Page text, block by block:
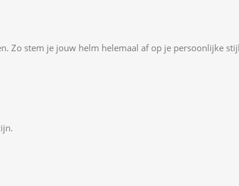
Zo stem je jouw helm helemaal af op je persoonlijke